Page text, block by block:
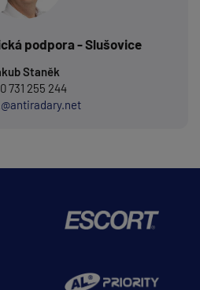
podpora - Slušovice
Staněk
731 255 244